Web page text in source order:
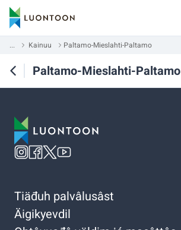
... Kainuu Paltamo-Mieslahti-Paltamo
Paltamo-Mieslahti-Paltamo
Tiäđuh palvâlusâst
Äigikyevdil